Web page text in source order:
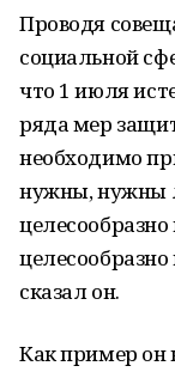
Проводя
социальной
что 1 июля
ряда мер
необходимо
нужны, нужны
сказал он.
Как пример он